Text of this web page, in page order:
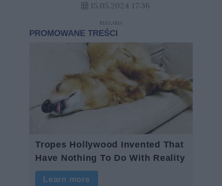
Wielkopolskiego z szefami
zawodowej ligi.
15.05.2024 17:36
REKLAMA